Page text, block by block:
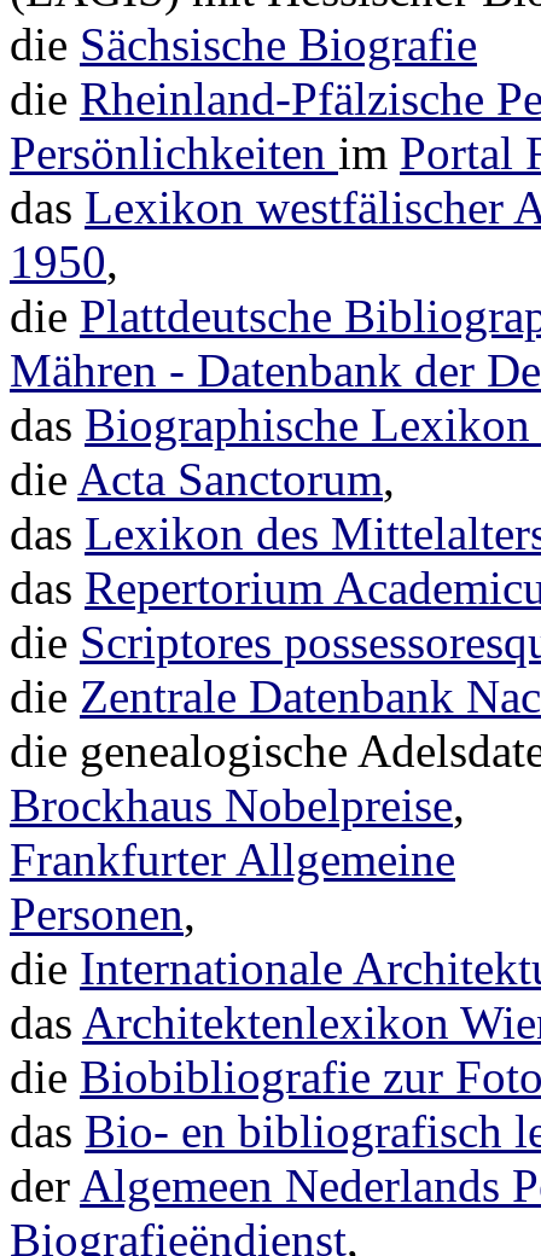
die Sächsische Biografie
die Rheinland-Pfälzische
Persönlichkeiten im Portal
das Lexikon westfälischer
1950,
die Plattdeutsche
Mähren - Datenbank der
das Biographische
die Acta Sanctorum,
das Lexikon des
das Repertorium
die Scriptores
die Zentrale Datenbank
die genealogische
Brockhaus Nobelpreise,
Frankfurter Allgemeine
Personen,
die Internationale
das Architektenlexikon
die Biobibliografie zur
das Bio- en bibliografisch
der Algemeen Nederlands
Biografieëndienst,